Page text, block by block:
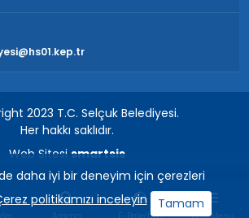
2023 T.C. Selçuk Belediyesi.
Her hakkı saklıdır.
Web Sitesi smartsis
daha iyi bir deneyim için çerezleri
politikamızı inceleyin Tamam